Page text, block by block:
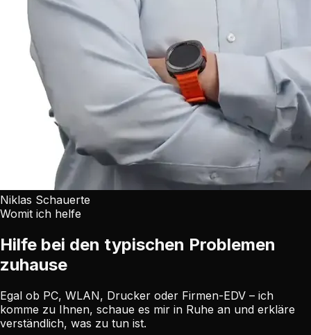
Niklas Schauerte
Womit ich helfe
Hilfe bei den typischen Problemen
zuhause
Egal ob PC, WLAN, Drucker oder Firmen-EDV – ich
komme zu Ihnen, schaue es mir in Ruhe an und erkläre
verständlich, was zu tun ist.